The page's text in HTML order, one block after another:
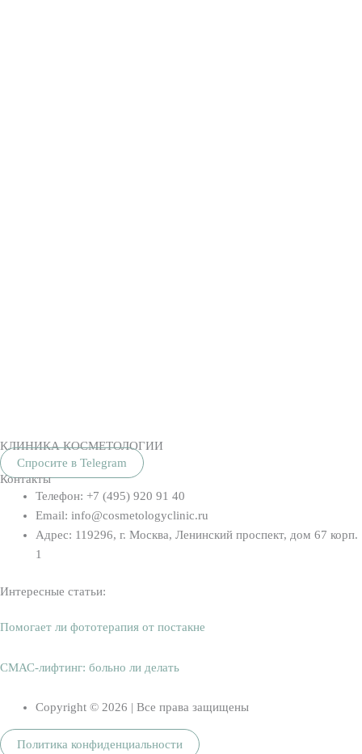
КЛИНИКА КОСМЕТОЛОГИИ
Спросите в Telegram
Контакты
Телефон: +7 (495) 920 91 40
Email: info@cosmetologyclinic.ru
Адрес: 119296, г. Москва, Ленинский проспект, дом 67 корп.
1
Интересные статьи:
Помогает ли фототерапия от постакне
СМАС-лифтинг: больно ли делать
Copyright © 2026 | Все права защищены
Политика конфиденциальности